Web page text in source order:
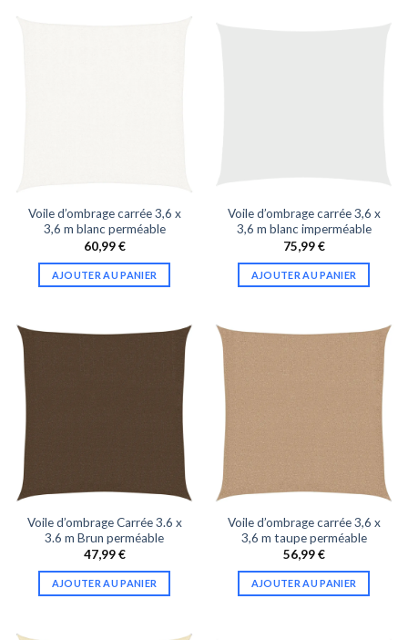
Voile d’ombrage carrée 3,6 x
3,6 m blanc perméable
60,99€
AJOUTER AU PANIER
Voile d’ombrage carrée 3,6 x
3,6 m blanc imperméable
75,99€
AJOUTER AU PANIER
Voile d’ombrage Carrée 3.6 x
3.6 m Brun perméable
47,99€
AJOUTER AU PANIER
Voile d’ombrage carrée 3,6 x
3,6 m taupe perméable
56,99€
AJOUTER AU PANIER